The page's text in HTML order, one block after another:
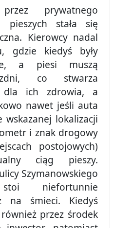
przez prywatnego
pieszych stała się
Kierowcy nadal
gdzie kiedyś były
a piesi muszą
co stwarza
dla ich zdrowia, a
nawet jeśli auta
wskazanej lokalizacji
i znak drogowy
postojowych)
ciąg pieszy.
Szymanowskiego
niefortunnie
na śmieci. Kiedyś
przez środek